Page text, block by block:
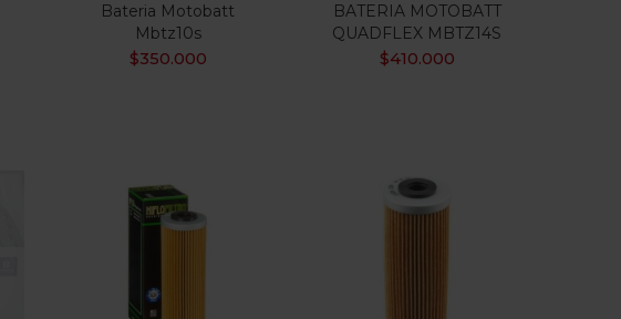
Bateria Motobatt
Mbtz10s
$350.000
BATERIA MOTOBATT
QUADFLEX MBTZ14S
$410.000